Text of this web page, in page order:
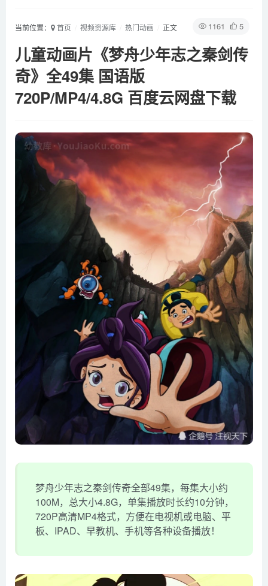
1161 5
当前位置： 首页 视频资源库 热门动画 正文
儿童动画片《梦舟少年志之秦剑传
奇》全49集 国语版
720P/MP4/4.8G 百度云网盘下载
梦舟少年志之秦剑传奇全部49集，每集大小约
100M，总大小4.8G，单集播放时长约10分钟，
720P高清MP4格式，方便在电视机或电脑、平
板、IPAD、早教机、手机等各种设备播放！